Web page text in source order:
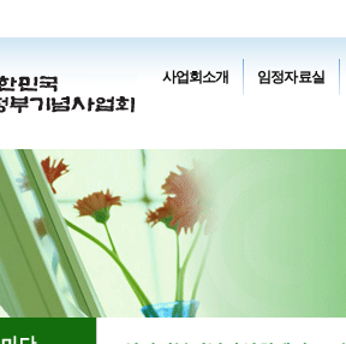
사업회소개 임정자료실